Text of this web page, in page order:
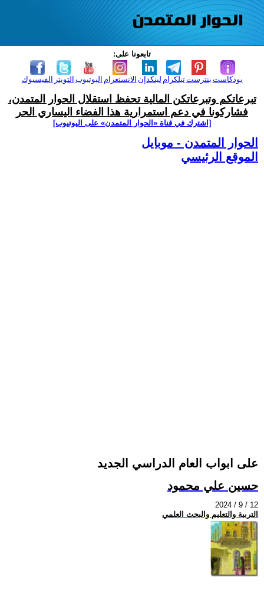
تابعونا على:
الفيسبوك التويتر اليوتيوب الانستغرام لينكدإن تيلكرامبنترست بودكاست
تبرعاتكم وتبرعاتكن المالية تحفظ استقلال الحوار المتمدن،
فشاركونا في دعم استمرارية هذا الفضاء اليساري الحر
[اشترك في قناة ‫«الحوار المتمدن» على اليوتيوب]
الحوار المتمدن - موبايل
الموقع الرئيسي
على ابواب العام الدراسي الجديد
حسين علي محمود
2024 / 9 / 12
التربية والتعليم والبحث العلمي